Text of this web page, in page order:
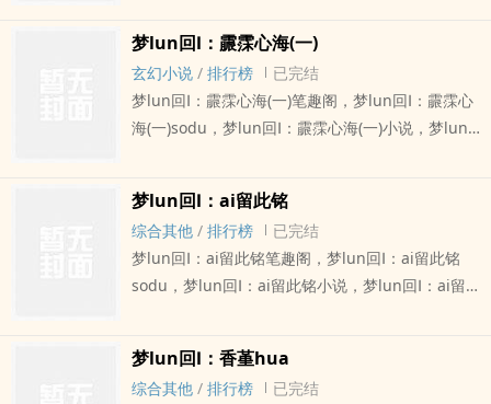
梦lun回Ⅰ：霢霂心海(一)
玄幻小说 / 排行榜
已完结
梦lun回Ⅰ：霢霂心海(一)笔趣阁，梦lun回Ⅰ：霢霂心
海(一)sodu，梦lun回Ⅰ：霢霂心海(一)小说，梦lun
充满魔法的异世界，殊不知在好几年前，她居然早
就 ...
梦lun回Ⅰ：ai留此铭
综合其他 / 排行榜
已完结
梦lun回Ⅰ：ai留此铭笔趣阁，梦lun回Ⅰ：ai留此铭
sodu，梦lun回Ⅰ：ai留此铭小说，梦lun回Ⅰ：ai留
国跑到秦国途中，所发生的趣事。
梦lun回Ⅰ：香堇hua
综合其他 / 排行榜
已完结